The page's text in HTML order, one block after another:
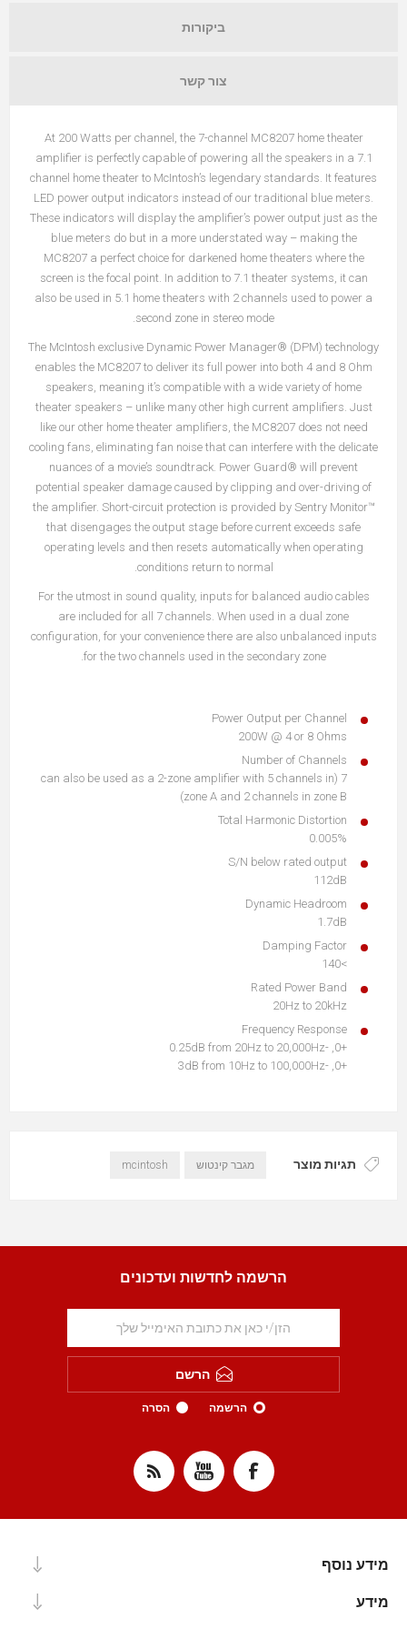
ביקורות
צור קשר
At 200 Watts per channel, the 7-channel MC8207 home theater
amplifier is perfectly capable of powering all the speakers in a 7.1
channel home theater to McIntosh’s legendary standards. It features
LED power output indicators instead of our traditional blue meters.
These indicators will display the amplifier’s power output just as the
blue meters do but in a more understated way – making the
MC8207 a perfect choice for darkened home theaters where the
screen is the focal point. In addition to 7.1 theater systems, it can
also be used in 5.1 home theaters with 2 channels used to power a
second zone in stereo mode.
The McIntosh exclusive Dynamic Power Manager® (DPM) technology
enables the MC8207 to deliver its full power into both 4 and 8 Ohm
speakers, meaning it’s compatible with a wide variety of home
theater speakers – unlike many other high current amplifiers. Just
like our other home theater amplifiers, the MC8207 does not need
cooling fans, eliminating fan noise that can interfere with the delicate
nuances of a movie’s soundtrack. Power Guard® will prevent
potential speaker damage caused by clipping and over-driving of
the amplifier. Short-circuit protection is provided by Sentry Monitor™
that disengages the output stage before current exceeds safe
operating levels and then resets automatically when operating
conditions return to normal.
For the utmost in sound quality, inputs for balanced audio cables
are included for all 7 channels. When used in a dual zone
configuration, for your convenience there are also unbalanced inputs
for the two channels used in the secondary zone.
Power Output per Channel
200W @ 4 or 8 Ohms
Number of Channels
7 (can also be used as a 2-zone amplifier with 5 channels in
zone A and 2 channels in zone B)
Total Harmonic Distortion
0.005%
S/N below rated output
112dB
Dynamic Headroom
1.7dB
Damping Factor
>140
Rated Power Band
20Hz to 20kHz
Frequency Response
+0, -0.25dB from 20Hz to 20,000Hz
+0, -3dB from 10Hz to 100,000Hz
תגיות מוצר מגבר קינטוש mcintosh
הרשמה לחדשות ועדכונים
הרשם
הרשמה הסרה
מידע נוסף
מידע